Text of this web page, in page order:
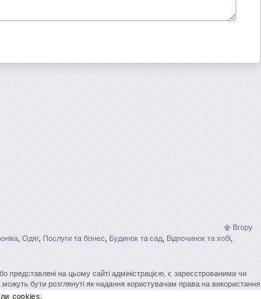
Вгору
Одяг, Послуги та бізнес Будинок та сад Відпочинок та хобі
представлені на цьому сайті адміністрацією, є зареєстрованими чи
бути розглянуті як надання користувачам права на використання
для пошукових систем гіперпосилання джерело заборонено.
cookies.